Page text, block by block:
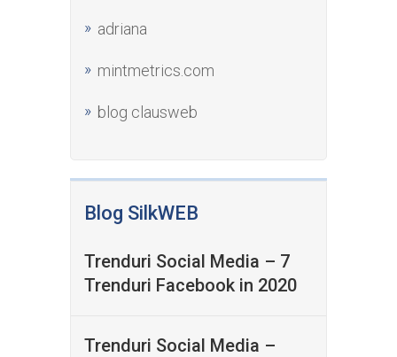
adriana
mintmetrics.com
blog clausweb
Blog SilkWEB
Trenduri Social Media – 7
Trenduri Facebook in 2020
Trenduri Social Media –